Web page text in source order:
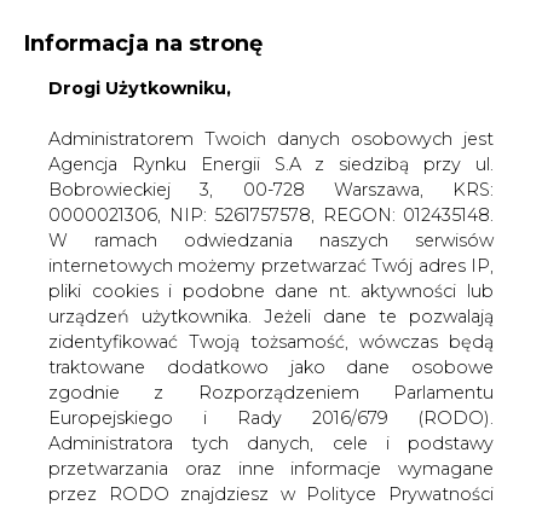
KONTAKT:
WIELKOŚĆ TEKSTU A A
ZALOGUJ SIĘ
Informacja na stronę
Drogi Użytkowniku,
Administratorem Twoich danych osobowych jest
Agencja Rynku Energii S.A z siedzibą przy ul.
Bobrowieckiej 3, 00-728 Warszawa, KRS:
0000021306, NIP: 5261757578, REGON: 012435148.
W ramach odwiedzania naszych serwisów
internetowych możemy przetwarzać Twój adres IP,
pliki cookies i podobne dane nt. aktywności lub
urządzeń użytkownika. Jeżeli dane te pozwalają
zidentyfikować Twoją tożsamość, wówczas będą
traktowane dodatkowo jako dane osobowe
zgodnie z Rozporządzeniem Parlamentu
Europejskiego i Rady 2016/679 (RODO).
Administratora tych danych, cele i podstawy
przetwarzania oraz inne informacje wymagane
przez RODO znajdziesz w Polityce Prywatności